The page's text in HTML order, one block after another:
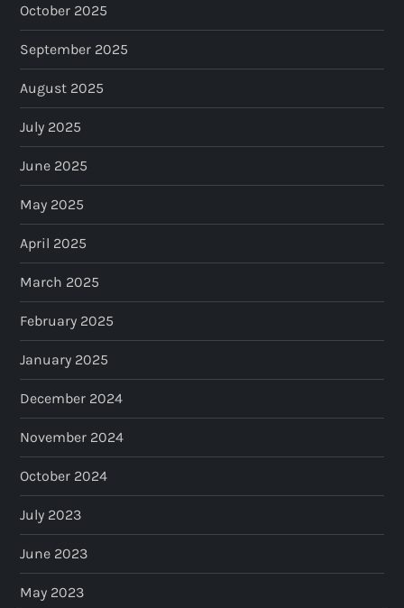
October 2025
September 2025
August 2025
July 2025
June 2025
May 2025
April 2025
March 2025
February 2025
January 2025
December 2024
November 2024
October 2024
July 2023
June 2023
May 2023